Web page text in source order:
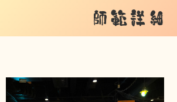
師範詳細